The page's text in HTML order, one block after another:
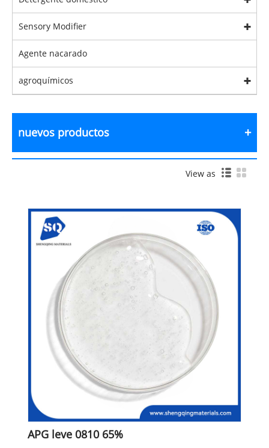
Sensory Modifier
Agente nacarado
agroquímicos
nuevos productos
View as
APG leve 0810 65%